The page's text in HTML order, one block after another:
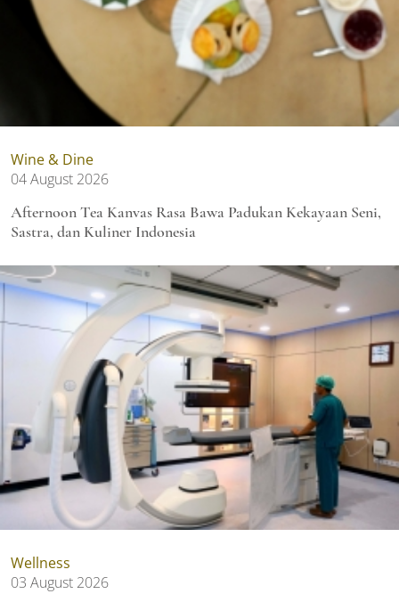
Wine & Dine
04 August 2026
Afternoon Tea Kanvas Rasa Bawa Padukan Kekayaan Seni,
Sastra, dan Kuliner Indonesia
Wellness
03 August 2026